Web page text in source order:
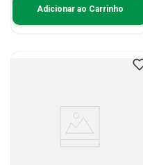
Adicionar ao Carrinho